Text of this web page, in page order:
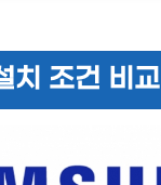
치 조건 비교